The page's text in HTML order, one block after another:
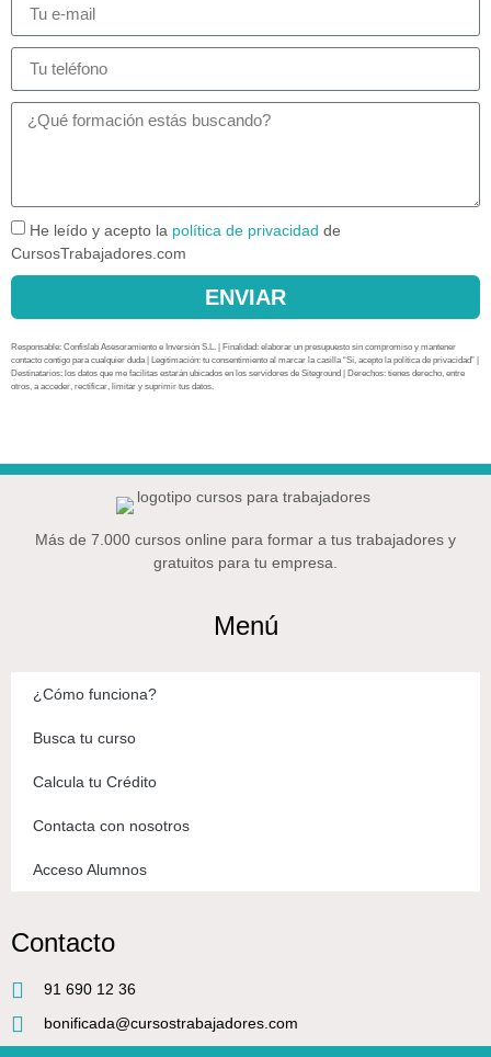
He leído y acepto la política de privacidad de
CursosTrabajadores.com
ENVIAR
Responsable: Confislab Asesoramiento e Inversión S.L. | Finalidad: elaborar un presupuesto sin compromiso y mantener
contacto contigo para cualquier duda | Legitimación: tu consentimiento al marcar la casilla “Sí, acepto la política de privacidad” |
Destinatarios: los datos que me facilitas estarán ubicados en los servidores de Siteground | Derechos: tienes derecho, entre
otros, a acceder, rectificar, limitar y suprimir tus datos.
Más de 7.000 cursos online para formar a tus trabajadores y
gratuitos para tu empresa.
Menú
¿Cómo funciona?
Busca tu curso
Calcula tu Crédito
Contacta con nosotros
Acceso Alumnos
Contacto
91 690 12 36
bonificada@cursostrabajadores.com